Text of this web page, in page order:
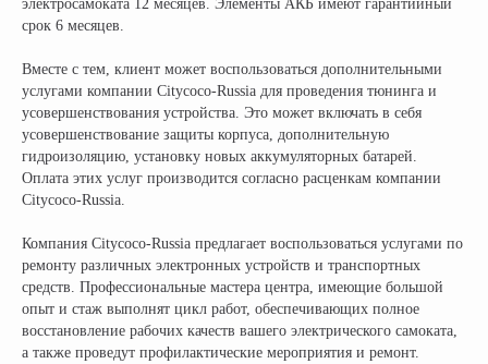
электросамоката 12 месяцев. Элементы АКБ имеют гарантийный
срок 6 месяцев.
Вместе с тем, клиент может воспользоваться дополнительными
услугами компании Citycoco-Russia для проведения тюнинга и
усовершенствования устройства. Это может включать в себя
усовершенствование защиты корпуса, дополнительную
гидроизоляцию, установку новых аккумуляторных батарей.
Оплата этих услуг производится согласно расценкам компании
Citycoco-Russia.
Компания Citycoco-Russia предлагает воспользоваться услугами по
ремонту различных электронных устройств и транспортных
средств. Профессиональные мастера центра, имеющие большой
опыт и стаж выполнят цикл работ, обеспечивающих полное
восстановление рабочих качеств вашего электрического самоката,
а также проведут профилактические мероприятия и ремонт.